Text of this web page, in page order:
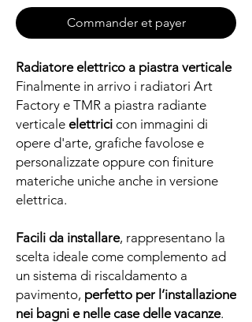
Commander et payer
Radiatore elettrico a piastra verticale
Finalmente in arrivo i radiatori Art
Factory e TMR a piastra radiante
verticale elettrici con immagini di
opere d'arte, grafiche favolose e
personalizzate oppure con finiture
materiche uniche anche in versione
elettrica.
Facili da installare, rappresentano la
scelta ideale come complemento ad
un sistema di riscaldamento a
pavimento, perfetto per l’installazione
nei bagni e nelle case delle vacanze.